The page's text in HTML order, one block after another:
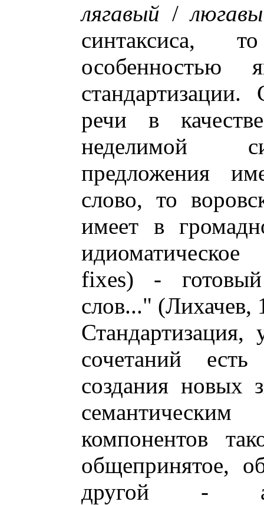
лягавый /
синтаксиса,
особенностью
речи в
неделимой
предложения
слово, то
имеет в
fixes) -
слов..." (Лихачев,
Стандартизация,
сочетаний
создания новых
компонентов
общепринятое,
другой -